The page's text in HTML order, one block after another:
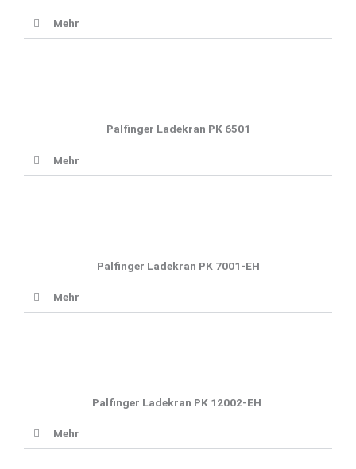
Mehr
Palfinger Ladekran PK 6501
Mehr
Palfinger Ladekran PK 7001-EH
Mehr
Palfinger Ladekran PK 12002-EH
Mehr